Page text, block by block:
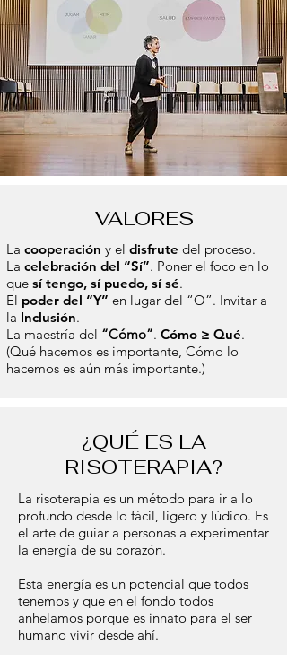
VALORES
La cooperación y el disfrute del proceso.
La celebración del “Sí”. Poner el foco en lo
que sí tengo, sí puedo, sí sé.
El poder del “Y” en lugar del “O”. Invitar a
la Inclusión.
La maestría del “Cómo”. Cómo ≥ Qué.
(Qué hacemos es importante, Cómo lo
hacemos es aún más importante.)
¿QUÉ ES LA
RISOTERAPIA?
La risoterapia es un método para ir a lo
profundo desde lo fácil, ligero y lúdico. Es
el arte de guiar a personas a experimentar
la energía de su corazón.
Esta energía es un potencial que todos
tenemos y que en el fondo todos
anhelamos porque es innato para el ser
humano vivir desde ahí.